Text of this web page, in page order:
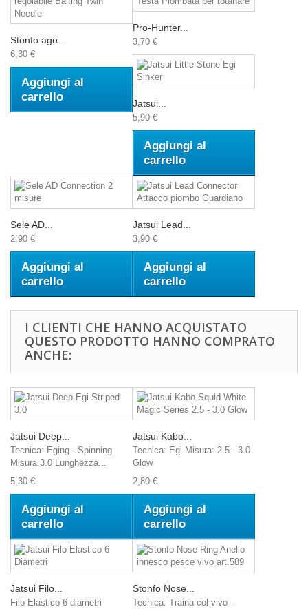
Stonfo ago...
6,30 €
Aggiungi al
carrello
Pro-Hunter...
3,70 €
Jatsui...
5,90 €
Aggiungi al
carrello
Sele AD...
2,90 €
Aggiungi al
carrello
Jatsui Lead...
3,90 €
Aggiungi al
carrello
I CLIENTI CHE HANNO ACQUISTATO
QUESTO PRODOTTO HANNO COMPRATO
ANCHE:
Jatsui Deep...
Tecnica: Eging - Spinning
Misura 3.0 Lunghezza...
5,30 €
Aggiungi al
carrello
Jatsui Kabo...
Tecnica: Egi Misura: 2.5 - 3.0
Glow
2,80 €
Aggiungi al
carrello
Jatsui Filo...
Filo Elastico 6 diametri
Stonfo Nose...
Tecnica: Traina col vivo -